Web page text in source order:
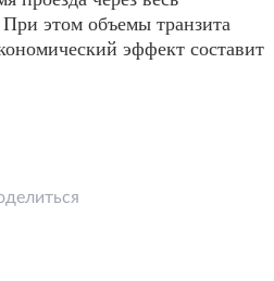
этом объемы транзита
эффект составит